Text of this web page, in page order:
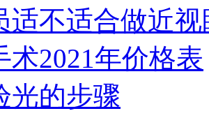
适不适合做近视
术2021年价格表
光的步骤